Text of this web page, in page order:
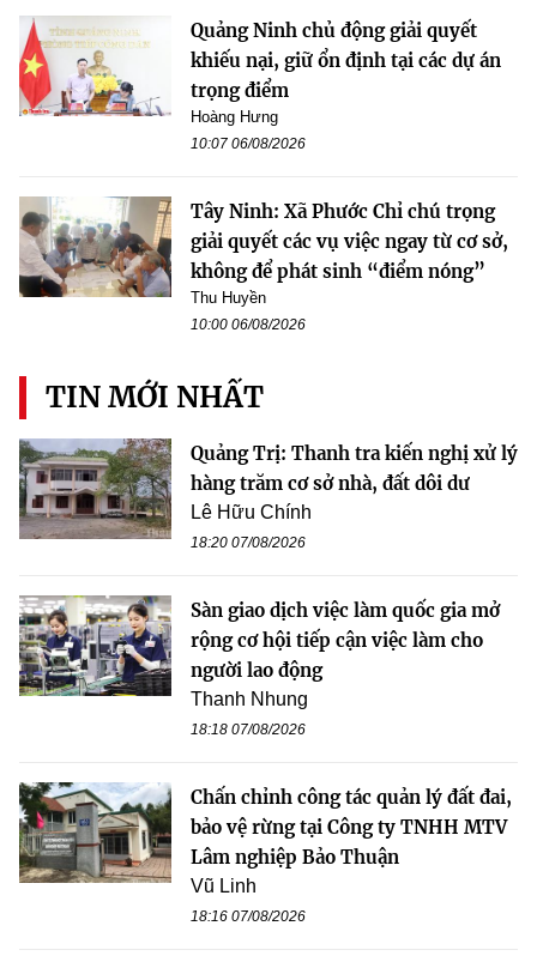
Quảng Ninh chủ động giải quyết
khiếu nại, giữ ổn định tại các dự án
trọng điểm
Hoàng Hưng
10:07 06/08/2026
Tây Ninh: Xã Phước Chỉ chú trọng
giải quyết các vụ việc ngay từ cơ sở,
không để phát sinh “điểm nóng”
Thu Huyền
10:00 06/08/2026
TIN MỚI NHẤT
Quảng Trị: Thanh tra kiến nghị xử lý
hàng trăm cơ sở nhà, đất dôi dư
Lê Hữu Chính
18:20 07/08/2026
Sàn giao dịch việc làm quốc gia mở
rộng cơ hội tiếp cận việc làm cho
người lao động
Thanh Nhung
18:18 07/08/2026
Chấn chỉnh công tác quản lý đất đai,
bảo vệ rừng tại Công ty TNHH MTV
Lâm nghiệp Bảo Thuận
Vũ Linh
18:16 07/08/2026